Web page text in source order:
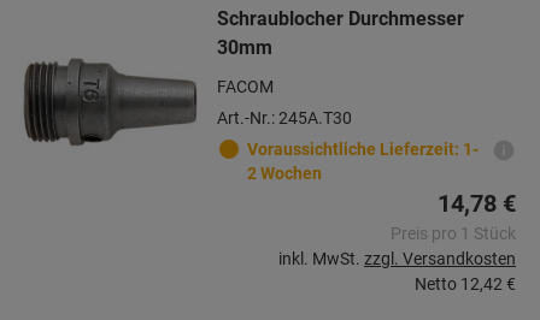
Schraublocher Durchmesser
30mm
FACOM
Art.-Nr.: 245A.T30
Voraussichtliche Lieferzeit: 1-
2 Wochen
14,78 €
Preis pro 1 Stück
inkl. MwSt. zzgl. Versandkosten
Netto 12,42 €